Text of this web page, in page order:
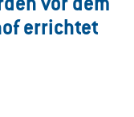
errichtet